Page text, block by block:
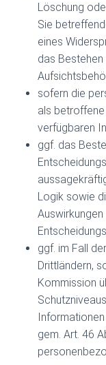
Löschung
Sie
eines
das
sofern die
als
verfügbaren
ggf. das
Logik sowie
ggf. im Fall
Drittländern,
Kommission
gem. Art. 46